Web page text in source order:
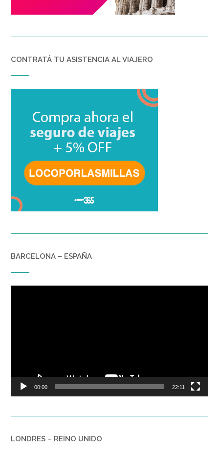
CONTRATÁ TU ASISTENCIA AL VIAJERO
BARCELONA – ESPAÑA
00:00 22:11
LONDRES – REINO UNIDO